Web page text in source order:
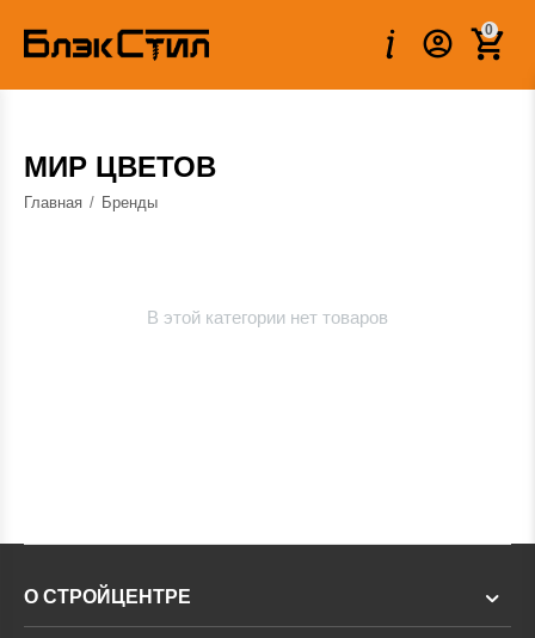
0
МИР ЦВЕТОВ
Главная / Бренды
В этой категории нет товаров
О СТРОЙЦЕНТРЕ